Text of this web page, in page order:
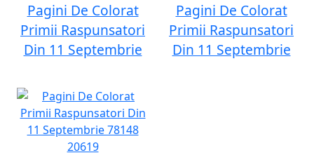
Pagini De Colorat
Primii Raspunsatori
Din 11 Septembrie
Pagini De Colorat
Primii Raspunsatori
Din 11 Septembrie